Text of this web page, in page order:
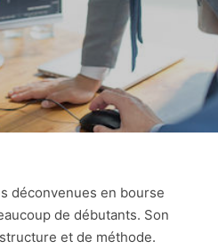
déconvenues en bourse
de débutants. Son
et de méthode.